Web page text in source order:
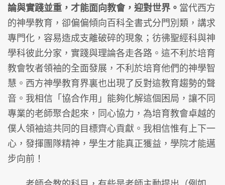
論與實踐並重，才能面向教會，迎對世界。 當代西方
的神學教育，卻偏偏傾向百科全書式分門別類，講求
專門化，容易造成支離破碎的現象；彷彿聖經科與神
學科彼此分家，實踐與理論各走各路。這不利於培育
教會牧者領袖的全面發展，不利於培育他們的神學智
慧。西方神學教育界裏也出現了反對這教育趨勢的聲
音。我相信「協合作用」能夠化解這個困局，讓不同
專業的老師聚合起來，同心協力，為培育教會卓越的
僕人領袖這共同的目標齊心貢獻。我相信惟有上下一
心，發揮團隊精神，學生才能真正獲益，學院才能邁
步向前！